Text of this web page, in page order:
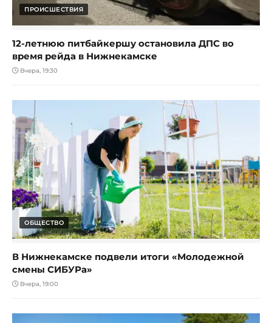
ПРОИСШЕСТВИЯ
12-летнюю питбайкершу остановила ДПС во
время рейда в Нижнекамске
Вчера, 19:30
ОБЩЕСТВО
В Нижнекамске подвели итоги «Молодежной
смены СИБУРа»
Вчера, 19:00